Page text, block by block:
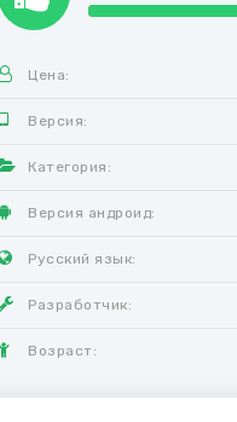
Цена:
Версия:
Категория:
Версия андроид:
Русский язык:
Разработчик:
Возраст: